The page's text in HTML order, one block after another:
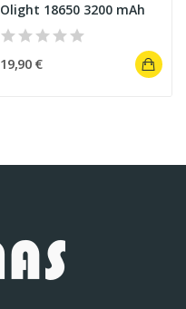
Olight 18650 3200 mAh
19,90 €